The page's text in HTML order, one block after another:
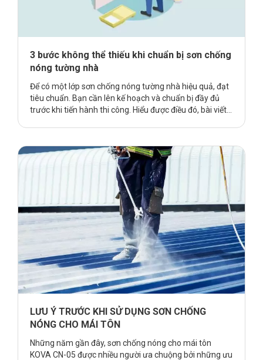
3 bước không thể thiếu khi chuẩn bị sơn chống
nóng tường nhà
Để có một lớp sơn chống nóng tường nhà hiệu quả, đạt
tiêu chuẩn. Bạn cần lên kế hoạch và chuẩn bị đầy đủ
trước khi tiến hành thi công. Hiểu được điều đó, bài viết
tham khảo tiếp phần sau đây. Tại sao tường nhà …
Continue reading
3 bước không thể thiếu khi chuẩn bị
sơn chống nóng tường nhà
LƯU Ý TRƯỚC KHI SỬ DỤNG SƠN CHỐNG
NÓNG CHO MÁI TÔN
Những năm gần đây, sơn chống nóng cho mái tôn
KOVA CN-05 được nhiều người ưa chuộng bởi những ưu